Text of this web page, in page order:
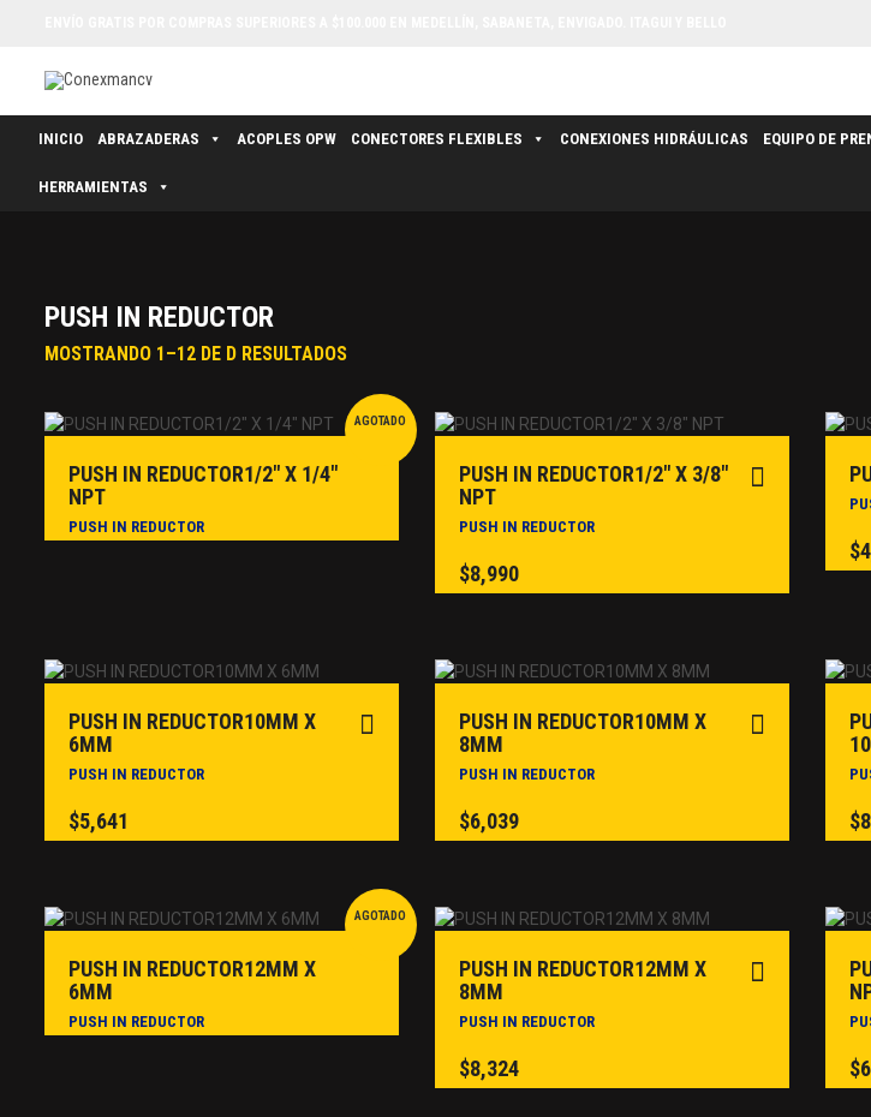
INICIO ABRAZADERAS ACOPLES OPW CONECTORES FLEXIBLES CONEXIONES HIDRÁULICAS EQUIPO DE
HERRAMIENTAS
PUSH IN REDUCTOR
MOSTRANDO 1–12 DE D RESULTADOS
AGOTADO
PUSH IN REDUCTOR1/2″ X 1/4″
NPT
PUSH IN REDUCTOR
PUSH IN REDUCTOR1/2″ X 3/8″
NPT
PUSH IN REDUCTOR
$8,990
$
PUSH IN REDUCTOR10MM X
6MM
PUSH IN REDUCTOR
$5,641
PUSH IN REDUCTOR10MM X
8MM
PUSH IN REDUCTOR
$6,039 $
AGOTADO
PUSH IN REDUCTOR12MM X
6MM
PUSH IN REDUCTOR
PUSH IN REDUCTOR12MM X
8MM
PUSH IN REDUCTOR
$8,324 $